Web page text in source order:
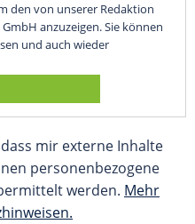
den von unserer Redaktion
anzuzeigen. Sie können
und auch wieder
mir externe Inhalte
personenbezogene
werden. Mehr